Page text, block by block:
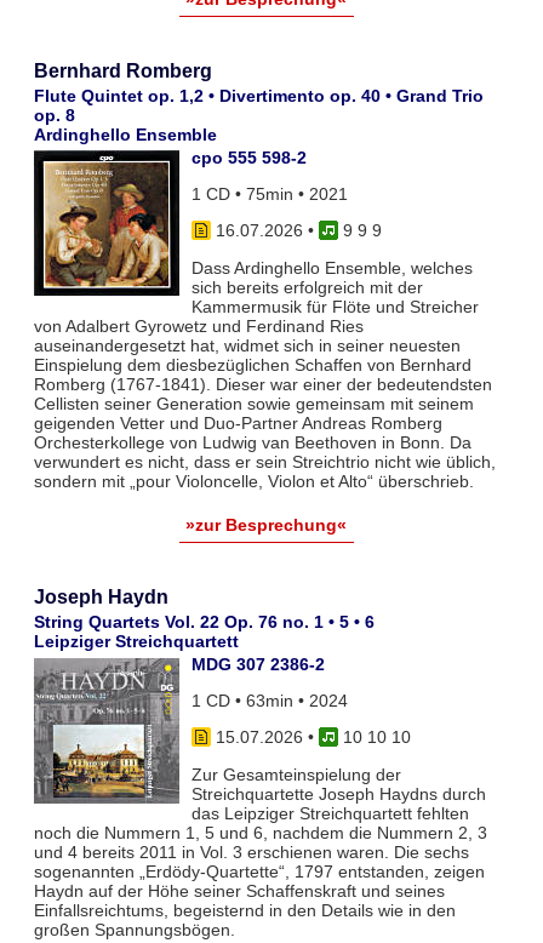
Bernhard Romberg
Flute Quintet op. 1,2 • Divertimento op. 40 • Grand Trio
op. 8
Ardinghello Ensemble
cpo 555 598-2
1 CD • 75min • 2021
16.07.2026 •
9 9 9
Dass Ardinghello Ensemble, welches
sich bereits erfolgreich mit der
Kammermusik für Flöte und Streicher
von Adalbert Gyrowetz und Ferdinand Ries
auseinandergesetzt hat, widmet sich in seiner neuesten
Einspielung dem diesbezüglichen Schaffen von Bernhard
Romberg (1767-1841). Dieser war einer der bedeutendsten
Cellisten seiner Generation sowie gemeinsam mit seinem
geigenden Vetter und Duo-Partner Andreas Romberg
Orchesterkollege von Ludwig van Beethoven in Bonn. Da
verwundert es nicht, dass er sein Streichtrio nicht wie üblich,
sondern mit „pour Violoncelle, Violon et Alto“ überschrieb.
»zur Besprechung«
Joseph Haydn
String Quartets Vol. 22 Op. 76 no. 1 • 5 • 6
Leipziger Streichquartett
MDG 307 2386-2
1 CD • 63min • 2024
15.07.2026 •
10 10 10
Zur Gesamteinspielung der
Streichquartette Joseph Haydns durch
das Leipziger Streichquartett fehlten
noch die Nummern 1, 5 und 6, nachdem die Nummern 2, 3
und 4 bereits 2011 in Vol. 3 erschienen waren. Die sechs
sogenannten „Erdödy-Quartette“, 1797 entstanden, zeigen
Haydn auf der Höhe seiner Schaffenskraft und seines
Einfallsreichtums, begeisternd in den Details wie in den
großen Spannungsbögen.